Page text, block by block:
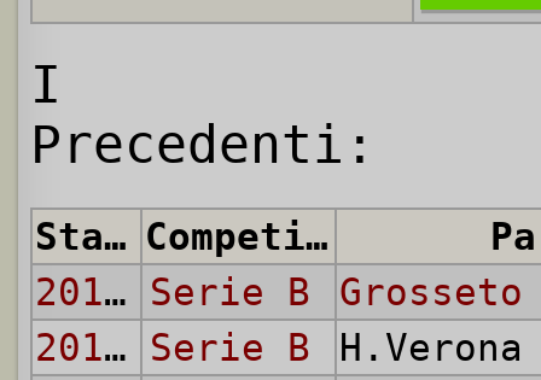
I
Precedenti:
Stagione Competizione
2011/12
Serie B Grosseto
2011/12
Serie B